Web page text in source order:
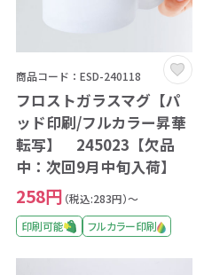
商品コード：ESD-240118
フロストガラスマグ【パ
ッド印刷/フルカラー昇華
転写】 245023【欠品
中：次回9月中旬入荷】
258円 （税込:283円）～
印刷可能
フルカラー印刷